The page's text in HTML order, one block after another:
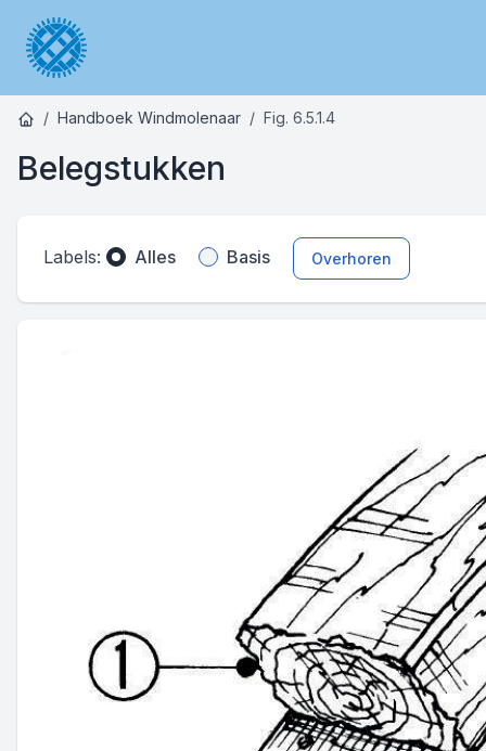
Handboek Windmolenaar Fig. 6.5.1.4
Belegstukken
Labels: Alles Basis Overhoren